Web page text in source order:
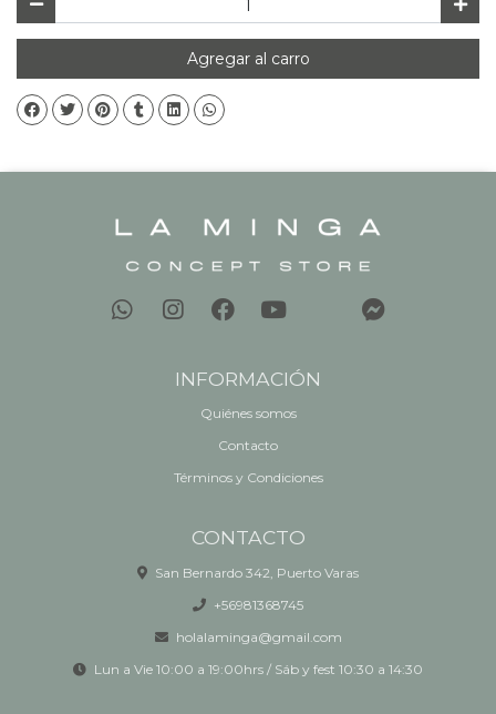
Agregar al carro
INFORMACIÓN
Quiénes somos
Contacto
Términos y Condiciones
CONTACTO
San Bernardo 342, Puerto Varas
+56981368745
holalaminga@gmail.com
Lun a Vie 10:00 a 19:00hrs / Sáb y fest 10:30 a 14:30